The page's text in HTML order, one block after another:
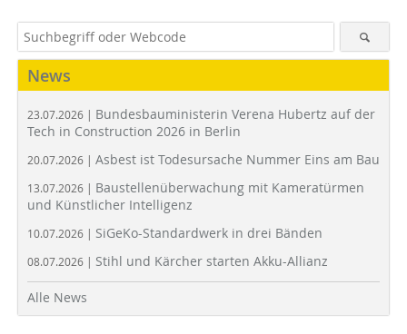
News
23.07.2026 | Bundesbauministerin Verena Hubertz auf der
Tech in Construction 2026 in Berlin
20.07.2026 | Asbest ist Todesursache Nummer Eins am Bau
13.07.2026 | Baustellenüberwachung mit Kameratürmen
und Künstlicher Intelligenz
10.07.2026 | SiGeKo-Standardwerk in drei Bänden
08.07.2026 | Stihl und Kärcher starten Akku-Allianz
Alle News